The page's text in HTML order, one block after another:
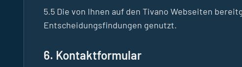
5.5 Die von Ihnen auf den Tivano Webseiten
Entscheidungsfindungen genutzt.
6. Kontaktformular